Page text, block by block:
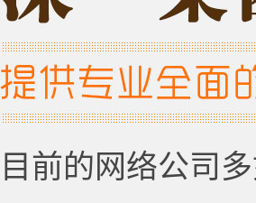
目前的网络公司